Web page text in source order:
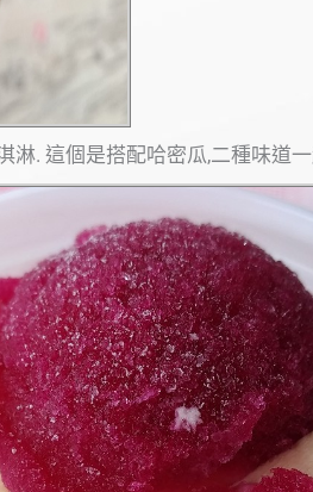
. 這個是搭配哈密瓜,二種味道